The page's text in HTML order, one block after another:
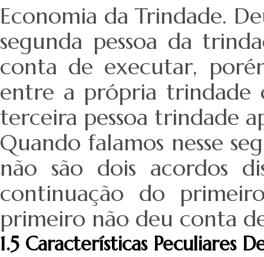
Economia da Trindade.
segunda pessoa da
conta de executar,
entre a própria trindade
terceira pessoa trindade
Quando falamos nesse
não são dois acordos
continuação do
primeiro não deu conta
1.5 Características Peculiares